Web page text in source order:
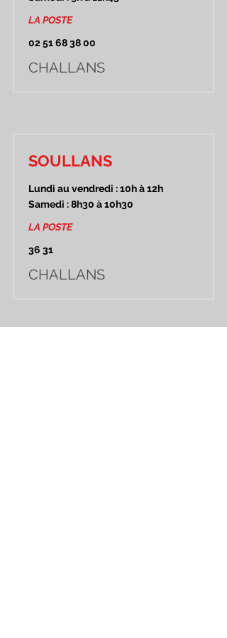
LA POSTE
02 51 68 38 00
CHALLANS
SOULLANS
Lundi au vendredi : 10h à 12h
Samedi : 8h30 à 10h30
LA POSTE
36 31
CHALLANS